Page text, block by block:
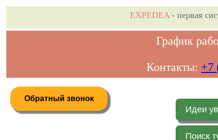
EXPEDEA- первая
График
Контакты: +7
Обратный звонок
Идеи
Поиск